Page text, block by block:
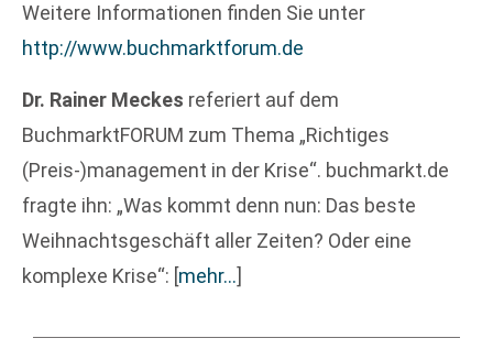
Weitere Informationen finden Sie unter
http://www.buchmarktforum.de
Dr. Rainer Meckes referiert auf dem
BuchmarktFORUM zum Thema „Richtiges
(Preis-)management in der Krise“. buchmarkt.de
fragte ihn: „Was kommt denn nun: Das beste
Weihnachtsgeschäft aller Zeiten? Oder eine
komplexe Krise“: [mehr…]